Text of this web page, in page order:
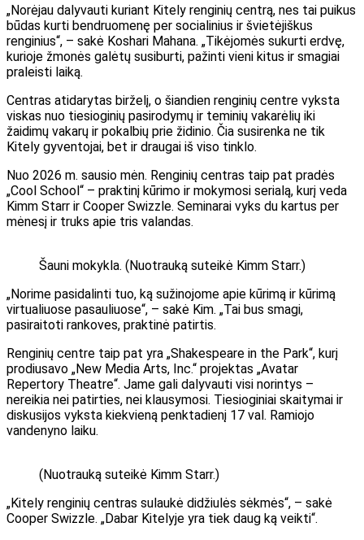
„Norėjau dalyvauti kuriant Kitely renginių centrą, nes tai puikus
būdas kurti bendruomenę per socialinius ir švietėjiškus
renginius“, – sakė Koshari Mahana. „Tikėjomės sukurti erdvę,
kurioje žmonės galėtų susiburti, pažinti vieni kitus ir smagiai
praleisti laiką.
Centras atidarytas birželį, o šiandien renginių centre vyksta
viskas nuo tiesioginių pasirodymų ir teminių vakarėlių iki
žaidimų vakarų ir pokalbių prie židinio. Čia susirenka ne tik
Kitely gyventojai, bet ir draugai iš viso tinklo.
Nuo 2026 m. sausio mėn. Renginių centras taip pat pradės
„Cool School“ – praktinį kūrimo ir mokymosi serialą, kurį veda
Kimm Starr ir Cooper Swizzle. Seminarai vyks du kartus per
mėnesį ir truks apie tris valandas.
Šauni mokykla. (Nuotrauką suteikė Kimm Starr.)
„Norime pasidalinti tuo, ką sužinojome apie kūrimą ir kūrimą
virtualiuose pasauliuose“, – sakė Kim. „Tai bus smagi,
pasiraitoti rankoves, praktinė patirtis.
Renginių centre taip pat yra „Shakespeare in the Park“, kurį
prodiusavo „New Media Arts, Inc.“ projektas „Avatar
Repertory Theatre“. Jame gali dalyvauti visi norintys –
nereikia nei patirties, nei klausymosi. Tiesioginiai skaitymai ir
diskusijos vyksta kiekvieną penktadienį 17 val. Ramiojo
vandenyno laiku.
(Nuotrauką suteikė Kimm Starr.)
„Kitely renginių centras sulaukė didžiulės sėkmės“, – sakė
Cooper Swizzle. „Dabar Kitelyje yra tiek daug ką veikti“.